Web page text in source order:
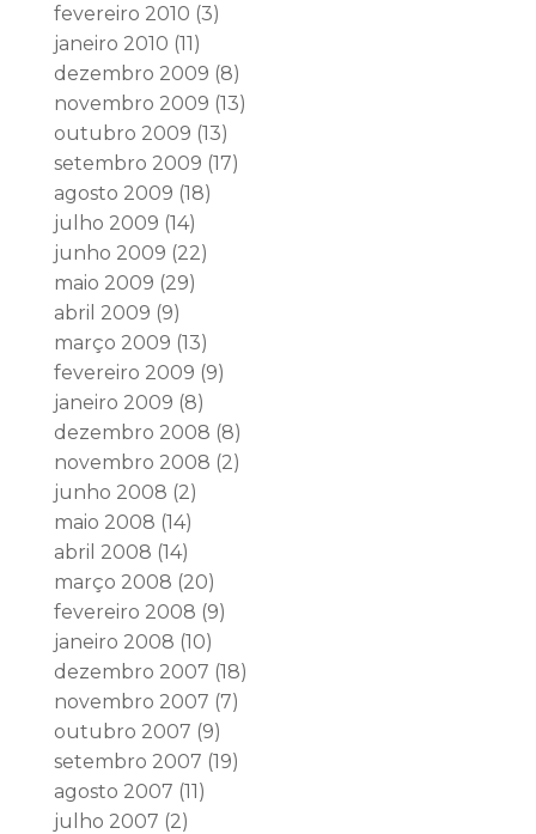
fevereiro 2010 (3)
janeiro 2010 (11)
dezembro 2009 (8)
novembro 2009 (13)
outubro 2009 (13)
setembro 2009 (17)
agosto 2009 (18)
julho 2009 (14)
junho 2009 (22)
maio 2009 (29)
abril 2009 (9)
março 2009 (13)
fevereiro 2009 (9)
janeiro 2009 (8)
dezembro 2008 (8)
novembro 2008 (2)
junho 2008 (2)
maio 2008 (14)
abril 2008 (14)
março 2008 (20)
fevereiro 2008 (9)
janeiro 2008 (10)
dezembro 2007 (18)
novembro 2007 (7)
outubro 2007 (9)
setembro 2007 (19)
agosto 2007 (11)
julho 2007 (2)